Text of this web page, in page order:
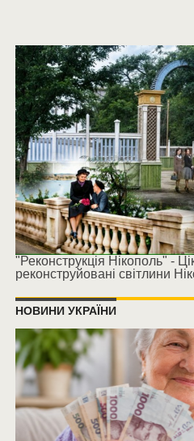
"Реконструкція Нікополь" -
реконструйовані світлини
НОВИНИ УКРАЇНИ